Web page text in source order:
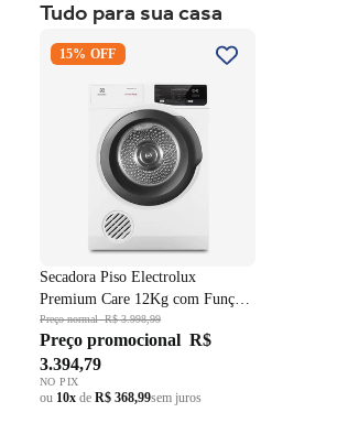
ou10xdeR$ 999,59 sem juros
Tudo para sua casa
Premium Care 12Kg com
Branco 220V
15% OFF
Secadora Piso Electrolux
Premium Care 12Kg com Função
AutoSense SFP12 Branco 220V
Preço normalR$ 3.998,99
Preço promocional R$
3.394,79
NO PIX
ou 10x de R$ 368,99sem juros